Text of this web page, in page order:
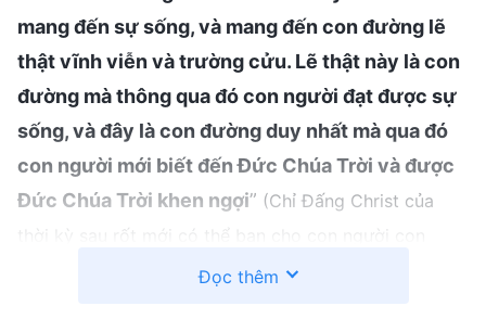
mang đến sự sống, và mang đến con đường lẽ
thật vĩnh viễn và trường cửu. Lẽ thật này là con
đường mà thông qua đó con người đạt được sự
sống, và đây là con đường duy nhất mà qua đó
con người mới biết đến Đức Chúa Trời và được
Đức Chúa Trời khen ngợi” (Chỉ Đấng Christ của
thời kỳ sau rốt mới có thể ban cho con người con
đường sự sống vĩnh cửu, Lời, Quyển 1 – Sự xuất hiện
Đọc thêm